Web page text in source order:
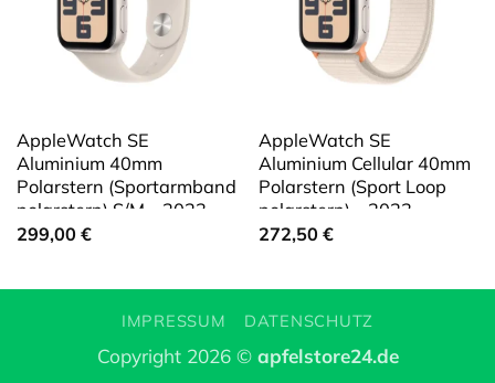
AppleWatch SE
Aluminium 40mm
Polarstern (Sportarmband
polarstern) S/M – 2023
299,00 €
AppleWatch SE
Aluminium Cellular 40mm
Polarstern (Sport Loop
polarstern) – 2023
272,50 €
IMPRESSUM DATENSCHUTZ
Copyright 2026 © apfelstore24.de